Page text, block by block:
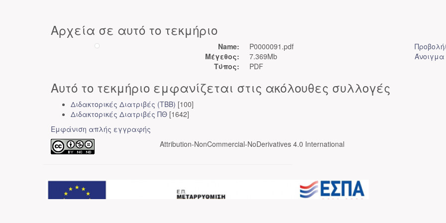
Αρχεία σε αυτό το τεκμήριο
Name:
P0000091.pdf
Μέγεθος:
7.369Mb
Τύπος:
PDF
Άνοιγμα
Αυτό το τεκμήριο εμφανίζεται στις ακόλουθες συλλογές
Διδακτορικές Διατριβές (ΤΒΒ) [100]
Διδακτορικές Διατριβές ΠΘ [1642]
Εμφάνιση απλής εγγραφής
Attribution-NonCommercial-NoDerivatives 4.0 International